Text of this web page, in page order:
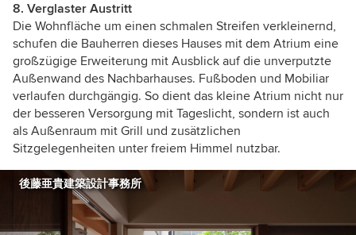
8. Verglaster Austritt
Die Wohnfläche um einen schmalen Streifen verkleinernd,
schufen die Bauherren dieses Hauses mit dem Atrium eine
großzügige Erweiterung mit Ausblick auf die unverputzte
Außenwand des Nachbarhauses. Fußboden und Mobiliar
verlaufen durchgängig. So dient das kleine Atrium nicht nur
der besseren Versorgung mit Tageslicht, sondern ist auch
als Außenraum mit Grill und zusätzlichen
Sitzgelegenheiten unter freiem Himmel nutzbar.
後藤亜貴建築設計事務所